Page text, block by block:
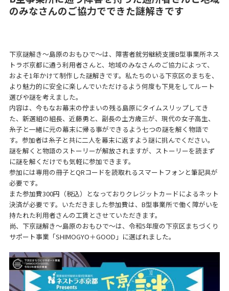
のみなさんのご協力でできた謎解きです
下京謎解き～島原のおもひで～は、障害者就労継続支援B型事業所ネス
トラボ京都に通う利用者さんと、地域のみなさんのご協力によって、
およそ1年かけて制作した謎解きです。私たちのいる下京区のまちを、
より魅力的に安全に楽しんでいただけるよう何度も下見をしてルート
選びや謎を考えました。
内容は、今もなお幕末の佇まいの残る島原にタイムスリップしてき
た、新選組の組長、近藤勇と、副長の土方歳三が、現代の女子高生、
糸子と一緒に元の幕末に帰る事ができるよう七つの謎を解く物語で
す。参加者は糸子と共に二人を幕末に返すよう謎に挑んでください。
謎を解くと物語のストーリーが解放されますが、ストーリーを読まず
に謎を解くだけでも気軽に参加できます。
参加には専用の冊子とQRコードを読取れるスマートフォンと筆記具が
必要です。
また参加費300円（税込）となっておりクレジットカードによるネット
決済が必要です。いただきました参加費は、B型事業所で働く障がいを
持たれた利用者さんの工賃とさせていただきます。
尚、下京謎解き～島原のおもひで～は、令和5年度の下京区まちづくり
サポート事業「SHIMOGYO＋GOOD」に選ばれました。